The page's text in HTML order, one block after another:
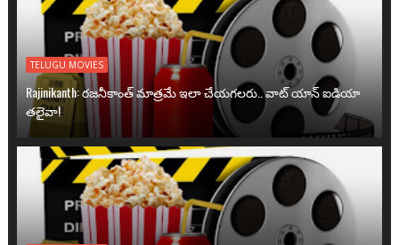
TELUGU MOVIES
Rajinikanth: రజనీకాంత్ మాత్రమే ఇలా చేయగలరు.. వాట్ యాన్ ఐడియా
తలైవా!